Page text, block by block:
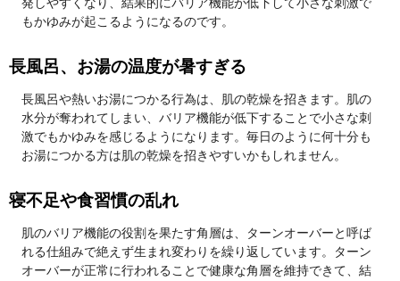
もかゆみが起こるようになるのです。
長風呂、お湯の温度が暑すぎる
長風呂や熱いお湯につかる行為は、肌の乾燥を招きます。肌の
水分が奪われてしまい、バリア機能が低下することで小さな刺
激でもかゆみを感じるようになります。毎日のように何十分も
お湯につかる方は肌の乾燥を招きやすいかもしれません。
寝不足や食習慣の乱れ
肌のバリア機能の役割を果たす角層は、ターンオーバーと呼ば
れる仕組みで絶えず生まれ変わりを繰り返しています。ターン
オーバーが正常に行われることで健康な角層を維持できて、結